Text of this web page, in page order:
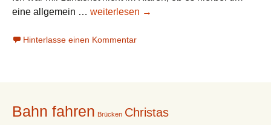
eine allgemein … Daher
Name
weiterlesen →
Hinterlasse einen Kommentar
Bahn fahren Brücken Christas